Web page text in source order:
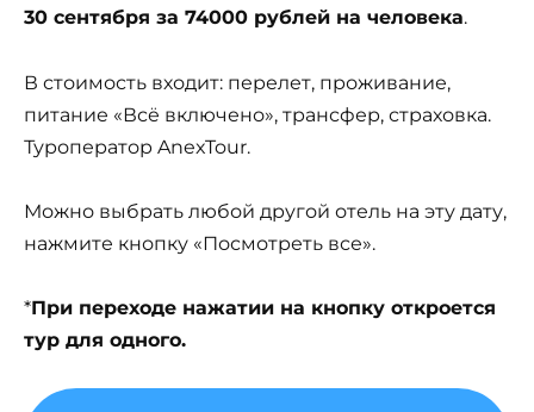
30 сентября за 74000 рублей на человека.
В стоимость входит: перелет, проживание,
питание «Всё включено», трансфер, страховка.
Туроператор AnexTour.
Можно выбрать любой другой отель на эту дату,
нажмите кнопку «Посмотреть все».
*При переходе нажатии на кнопку откроется
тур для одного.